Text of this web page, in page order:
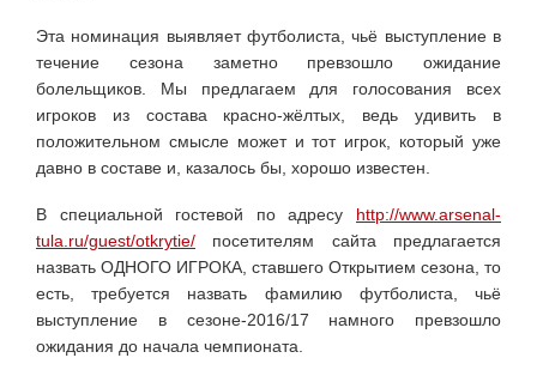
Эта номинация выявляет футболиста, чьё выступление в
течение сезона заметно превзошло ожидание
болельщиков. Мы предлагаем для голосования всех
игроков из состава красно-жёлтых, ведь удивить в
положительном смысле может и тот игрок, который уже
давно в составе и, казалось бы, хорошо известен.
В специальной гостевой по адресу http://www.arsenal-
tula.ru/guest/otkrytie/ посетителям сайта предлагается
назвать ОДНОГО ИГРОКА, ставшего Открытием сезона, то
есть, требуется назвать фамилию футболиста, чьё
выступление в сезоне-2016/17 намного превзошло
ожидания до начала чемпионата.